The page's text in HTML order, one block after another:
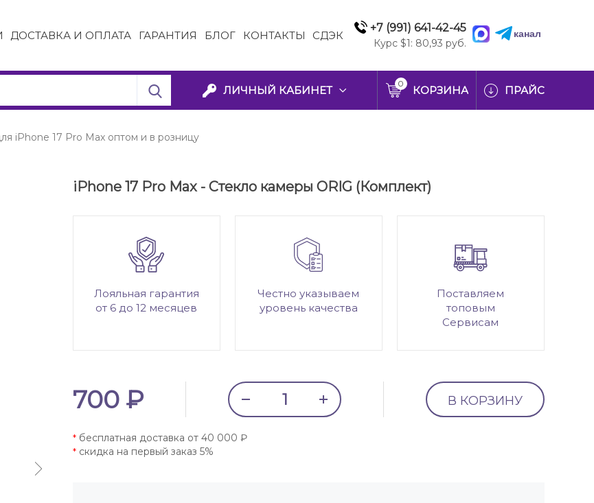
ДОСТАВКА И ОПЛАТА ГАРАНТИЯ БЛОГ КОНТАКТЫ СДЭК
+7 (991) 641-42-45
Курс $1: 80,93 руб.
канал
ЛИЧНЫЙ КАБИНЕТ
0
КОРЗИНА ПРАЙС
iPhone 17 Pro Max оптом и в розницу
iPhone 17 Pro Max - Стекло камеры ORIG (Комплект)
Лояльная гарантия
от 6 до 12 месяцев
Честно указываем
уровень качества
Поставляем
топовым
Сервисам
700 ₽ В КОРЗИНУ
*бесплатная доставка от 40 000 ₽
*скидка на первый заказ 5%